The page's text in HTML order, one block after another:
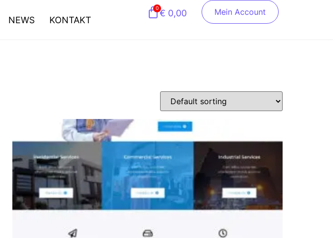
NEWS KONTAKT
€ 0,00
0 Mein Account